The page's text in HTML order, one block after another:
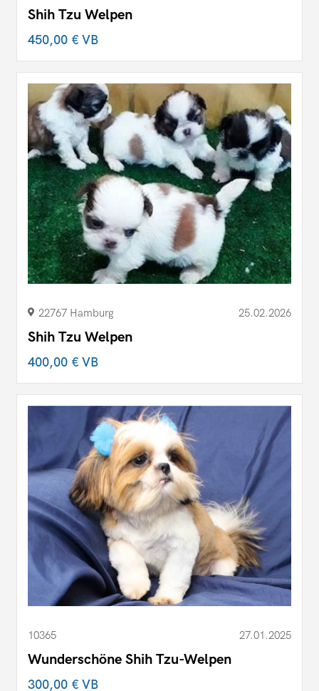
Shih Tzu Welpen
450,00 €VB
22767 Hamburg 25.02.2026
Shih Tzu Welpen
400,00 €VB
10365 27.01.2025
Wunderschöne Shih Tzu-Welpen
300,00 €VB